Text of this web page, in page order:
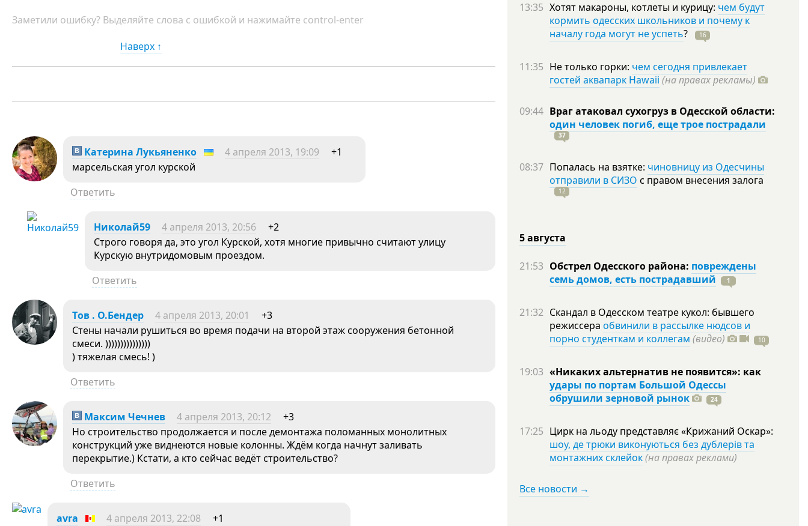
Заметили ошибку? Выделяйте слова с ошибкой и нажимайте control-enter
Наверх ↑
Катерина Лукьяненко 4 апреля 2013, 19:09
+1
марсельская угол курской
Ответить
Николай59 4 апреля 2013, 20:56
+2
Строго говоря да, это угол Курской, хотя многие привычно считают улицу
Курскую внутридомовым проездом.
Ответить
Tов . О.Бендер 4 апреля 2013, 20:01
+3
Стены начали рушиться во время подачи на второй этаж сооружения бетонной
смеси. )))))))))))))))
) тяжелая смесь! )
Ответить
Максим Чечнев 4 апреля 2013, 20:12
+3
Но строительство продолжается и после демонтажа поломанных монолитных
конструкций уже виднеются новые колонны. Ждём когда начнут заливать
перекрытие.) Кстати, а кто сейчас ведёт строительство?
Ответить
avra 4 апреля 2013, 22:08
+1
13:35 Хотят макароны, котлеты и курицу: чем будут
кормить одесских школьников и почему к
началу года могут не успеть? 16
11:35 Не только горки: чем сегодня привлекает
гостей аквапарк Hawaii (на правах рекламы)
09:44 Враг атаковал сухогруз в Одесской области:
один человек погиб, еще трое пострадали
37
08:37 Попалась на взятке: чиновницу из Одесчины
отправили в СИЗО с правом внесения залога
12
5 августа
21:53 Обстрел Одесского района: повреждены
семь домов, есть пострадавший
1
21:32 Скандал в Одесском театре кукол: бывшего
режиссера обвинили в рассылке нюдсов и
порно студенткам и коллегам (видео) 10
19:03 «Никаких альтернатив не появится»: как
удары по портам Большой Одессы
обрушили зерновой рынок
24
17:25 Цирк на льоду представляє «Крижаний Оскар»:
шоу, де трюки виконуються без дублерів та
монтажних склейок(на правах реклами)
Все новости →